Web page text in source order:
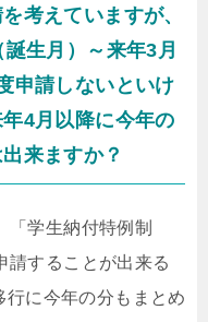
考えていますが、
生月）～来年3月
申請しないといけ
4月以降に今年の
来ますか？
「学生納付特例制
請することが出来る
に今年の分もまとめ